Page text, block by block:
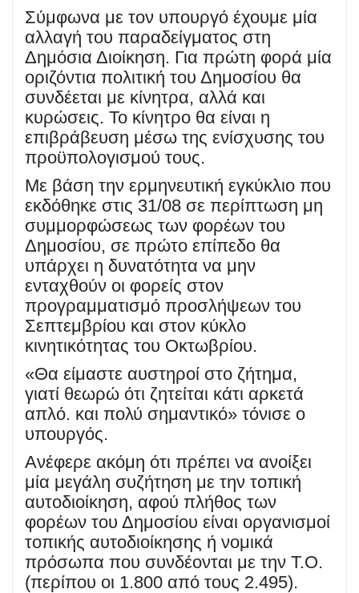
Σύμφωνα με τον υπουργό έχουμε μία
αλλαγή του παραδείγματος στη
Δημόσια Διοίκηση. Για πρώτη φορά μία
οριζόντια πολιτική του Δημοσίου θα
συνδέεται με κίνητρα, αλλά και
κυρώσεις. Το κίνητρο θα είναι η
επιβράβευση μέσω της ενίσχυσης του
προϋπολογισμού τους.
Με βάση την ερμηνευτική εγκύκλιο που
εκδόθηκε στις 31/08 σε περίπτωση μη
συμμορφώσεως των φορέων του
Δημοσίου, σε πρώτο επίπεδο θα
υπάρχει η δυνατότητα να μην
ενταχθούν οι φορείς στον
προγραμματισμό προσλήψεων του
Σεπτεμβρίου και στον κύκλο
κινητικότητας του Οκτωβρίου.
«Θα είμαστε αυστηροί στο ζήτημα,
γιατί θεωρώ ότι ζητείται κάτι αρκετά
απλό. και πολύ σημαντικό» τόνισε ο
υπουργός.
Ανέφερε ακόμη ότι πρέπει να ανοίξει
μία μεγάλη συζήτηση με την τοπική
αυτοδιοίκηση, αφού πλήθος των
φορέων του Δημοσίου είναι οργανισμοί
τοπικής αυτοδιοίκησης ή νομικά
πρόσωπα που συνδέονται με την Τ.Ο.
(περίπου οι 1.800 από τους 2.495).